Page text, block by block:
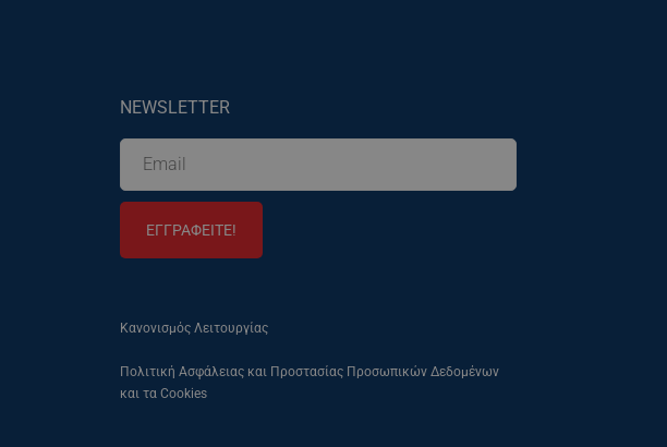
NEWSLETTER
ΕΓΓΡΑΦΕΙΤΕ!
Κανονισμός Λειτουργίας
Πολιτική Ασφάλειας και Προστασίας Προσωπικών Δεδομένων
και τα Cookies